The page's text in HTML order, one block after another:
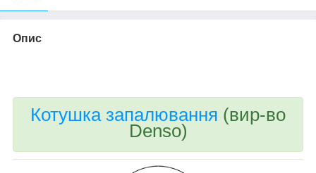
Опис
Котушка запалювання (вир-во
Denso)